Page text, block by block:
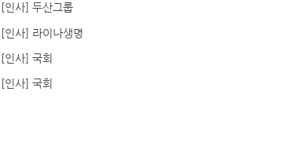
[인사] 두산그룹
[인사] 라이나생명
[인사] 국회
[인사] 국회